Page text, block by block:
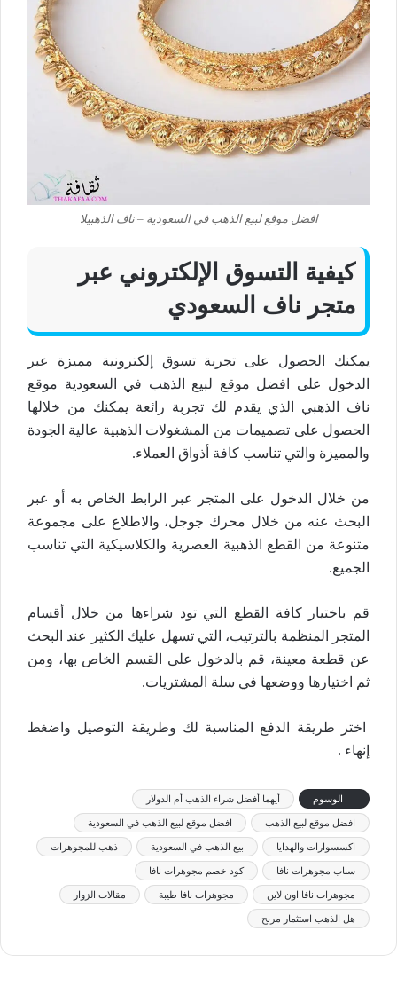
افضل موقع لبيع الذهب في السعودية – ناف الذهبيلا
كيفية التسوق الإلكتروني عبر
متجر ناف السعودي
يمكنك الحصول على تجربة تسوق إلكترونية مميزة عبر
الدخول على افضل موقع لبيع الذهب في السعودية موقع
ناف الذهبي الذي يقدم لك تجربة رائعة يمكنك من خلالها
الحصول على تصميمات من المشغولات الذهبية عالية الجودة
والمميزة والتي تناسب كافة أذواق العملاء.
من خلال الدخول على المتجر عبر الرابط الخاص به أو عبر
البحث عنه من خلال محرك جوجل، والاطلاع على مجموعة
متنوعة من القطع الذهبية العصرية والكلاسيكية التي تناسب
الجميع.
قم باختيار كافة القطع التي تود شراءها من خلال أقسام
المتجر المنظمة بالترتيب، التي تسهل عليك الكثير عند البحث
عن قطعة معينة، قم بالدخول على القسم الخاص بها، ومن
ثم اختيارها ووضعها في سلة المشتريات.
اختر طريقة الدفع المناسبة لك وطريقة التوصيل واضغط
إنهاء .
الوسوم أيهما أفضل شراء الذهب أم الدولار
افضل موقع لبيع الذهب افضل موقع لبيع الذهب في السعودية
اكسسوارات والهدايا بيع الذهب في السعودية ذهب للمجوهرات
سناب مجوهرات نافا كود خصم مجوهرات نافا
مجوهرات نافا اون لاين مجوهرات نافا طيبة مقالات الزوار
هل الذهب استثمار مربح